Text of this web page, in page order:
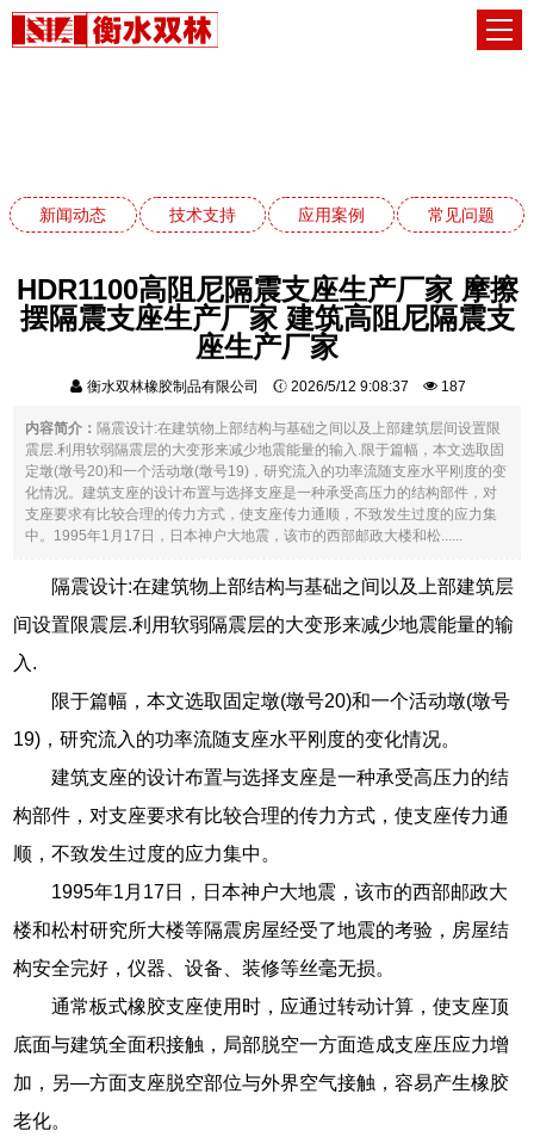
新闻动态 技术支持 应用案例 常见问题
HDR1100高阻尼隔震支座生产厂家 摩擦
摆隔震支座生产厂家 建筑高阻尼隔震支
座生产厂家
衡水双林橡胶制品有限公司 2026/5/12 9:08:37 187
内容简介：隔震设计:在建筑物上部结构与基础之间以及上部建筑层间设置限
震层.利用软弱隔震层的大变形来减少地震能量的输入.限于篇幅，本文选取固
定墩(墩号20)和一个活动墩(墩号19)，研究流入的功率流随支座水平刚度的变
化情况。建筑支座的设计布置与选择支座是一种承受高压力的结构部件，对
支座要求有比较合理的传力方式，使支座传力通顺，不致发生过度的应力集
中。1995年1月17日，日本神户大地震，该市的西部邮政大楼和松......
隔震设计:在建筑物上部结构与基础之间以及上部建筑层
间设置限震层.利用软弱隔震层的大变形来减少地震能量的输
入.
限于篇幅，本文选取固定墩(墩号20)和一个活动墩(墩号
19)，研究流入的功率流随支座水平刚度的变化情况。
建筑支座的设计布置与选择支座是一种承受高压力的结
构部件，对支座要求有比较合理的传力方式，使支座传力通
顺，不致发生过度的应力集中。
1995年1月17日，日本神户大地震，该市的西部邮政大
楼和松村研究所大楼等隔震房屋经受了地震的考验，房屋结
构安全完好，仪器、设备、装修等丝毫无损。
通常板式橡胶支座使用时，应通过转动计算，使支座顶
底面与建筑全面积接触，局部脱空一方面造成支座压应力增
加，另—方面支座脱空部位与外界空气接触，容易产生橡胶
老化。